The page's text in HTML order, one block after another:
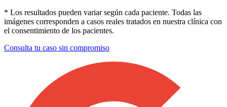
* Los resultados pueden variar según cada paciente. Todas las
imágenes corresponden a casos reales tratados en nuestra clínica con
el consentimiento de los pacientes.
Consulta tu caso sin compromiso